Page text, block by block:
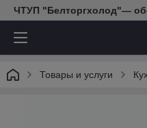
ЧТУП "Белторгхолод"—
Товары и услуги